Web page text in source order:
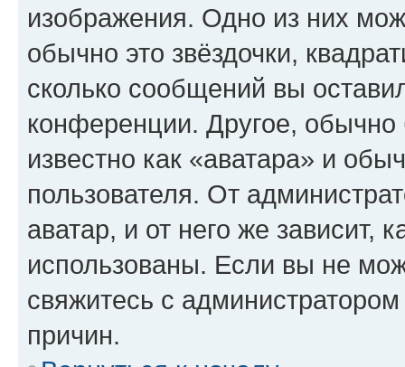
изображения. Одно из них
обычно это звёздочки,
сколько сообщений вы
конференции. Другое,
известно как «аватара» и
пользователя. От
аватар, и от него же зависит,
использованы. Если вы не
свяжитесь с
причин.